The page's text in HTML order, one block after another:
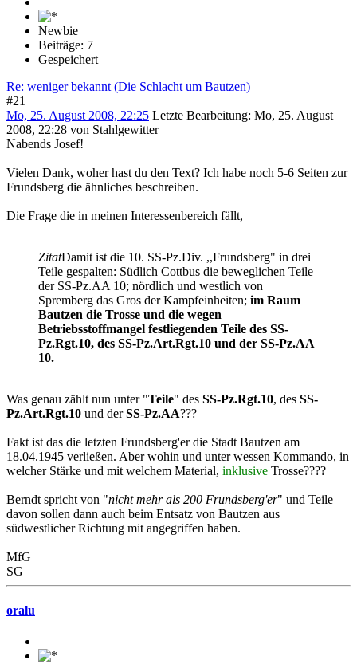
Newbie
Beiträge: 7
Gespeichert
Re: weniger bekannt (Die Schlacht um Bautzen)
#21
Mo, 25. August 2008, 22:25 Letzte Bearbeitung: Mo, 25. August
2008, 22:28 von Stahlgewitter
Nabends Josef!
Vielen Dank, woher hast du den Text? Ich habe noch 5-6 Seiten zur
Frundsberg die ähnliches beschreiben.
Die Frage die in meinen Interessenbereich fällt,
ZitatDamit ist die 10. SS-Pz.Div. ,,Frundsberg" in drei
Teile gespalten: Südlich Cottbus die beweglichen Teile
der SS-Pz.AA 10; nördlich und westlich von
Spremberg das Gros der Kampfeinheiten; im Raum
Bautzen die Trosse und die wegen
Betriebsstoffmangel festliegenden Teile des SS-
Pz.Rgt.10, des SS-Pz.Art.Rgt.10 und der SS-Pz.AA
10.
Was genau zählt nun unter "Teile" des SS-Pz.Rgt.10, des SS-
Pz.Art.Rgt.10 und derSS-Pz.AA???
Fakt ist das die letzten Frundsberg'er die Stadt Bautzen am
18.04.1945 verließen. Aber wohin und unter wessen Kommando, in
welcher Stärke und mit welchem Material, inklusive Trosse????
Berndt spricht von "nicht mehr als 200 Frundsberg'er" und Teile
davon sollen dann auch beim Entsatz von Bautzen aus
südwestlicher Richtung mit angegriffen haben.
MfG
SG
oralu